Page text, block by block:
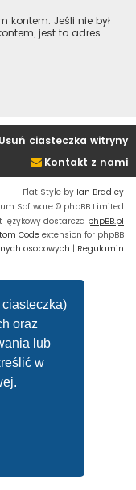
oraz
lub
w
kontem. Jeśli nie był
jest to adres
Usuń ciasteczka witryny
Kontakt z nami
Flat Style by Ian Bradley
Software © phpBB Limited
językowy dostarcza phpBB.pl
Code extension for phpBB
osobowych | Regulamin